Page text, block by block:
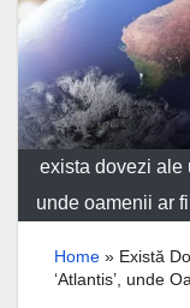
exista dovezi ale
unde oamenii ar
Home » Există
‘Atlantis’, unde